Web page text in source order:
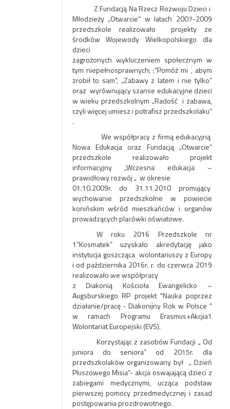
Z Fundacją Na Rzecz Rozwoju Dzieci i
Młodzieży „Otwarcie” w latach 2007-2009
przedszkole realizowało projekty ze
środków Wojewody Wielkopolskiego dla
dzieci
zagrożonych wykluczeniem społecznym w
tym niepełnosprawnych; :”Pomóż mi , abym
zrobił to sam”, „Zabawy z latem i nie tylko”
oraz wyrównujący szanse edukacyjne dzieci
w wieku przedszkolnym „Radość i zabawa,
czyli więcej umiesz i potrafisz przedszkolaku”
.
We współpracy z firmą edukacyjną
Nowa Edukacja oraz Fundacją „Otwarcie”
przedszkole realizowało projekt
informacyjny „Wczesna edukacja –
prawidłowy rozwój „ w okresie
01.10.2009r. do 31.11.2010 promujący
wychowanie przedszkolne w powiecie
konińskim wśród mieszkańców i organów
prowadzących placówki oświatowe.
W roku 2016 Przedszkole nr
1”Kosmatek” uzyskało akredytację jako
instytucja goszcząca wolontariuszy z Europy
i od października 2016r. r. do czerwca 2019
realizowało we współpracy
z Diakonią Kościoła Ewangelicko –
Augsburskiego RP projekt "Nauka poprzez
działanie/pracę - Diakonijny Rok w Polsce "
w ramach Programu Erasmus+Akcjia1
Wolontariat Europejski (EVS).
Korzystając z zasobów Fundacji „ Od
juniora do seniora” od 2015r. dla
przedszkolaków organizowany był „ Dzień
Pluszowego Misia”- akcja oswajającą dzieci z
zabiegami medycznymi, ucząca podstaw
pierwszej pomocy przedmedycznej i zasad
postępowania prozdrowotnego.